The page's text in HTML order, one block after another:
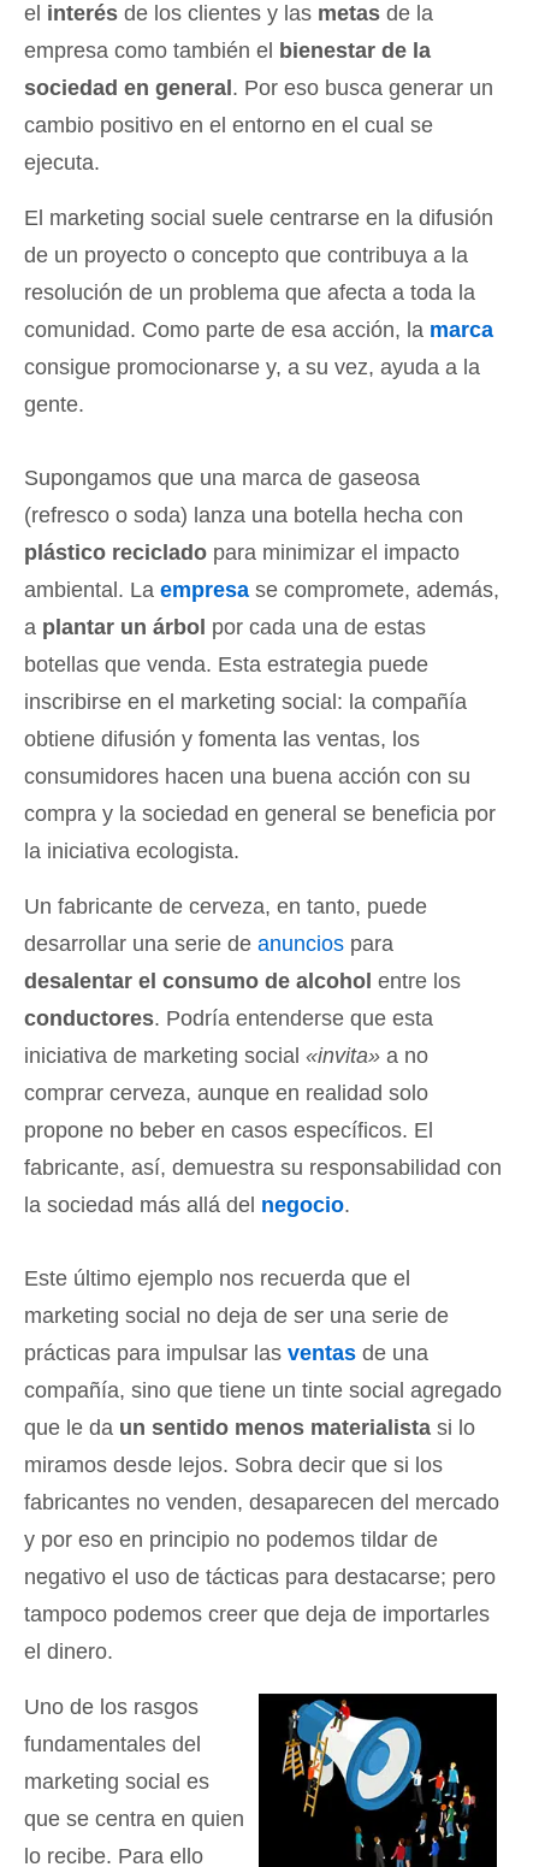
el interés de los clientes y las metas de la
empresa como también el bienestar de la
sociedad en general . Por eso busca generar un
cambio positivo en el entorno en el cual se
ejecuta.
El marketing social suele centrarse en la difusión
de un proyecto o concepto que contribuya a la
resolución de un problema que afecta a toda la
comunidad. Como parte de esa acción, la marca
consigue promocionarse y, a su vez, ayuda a la
gente.
Supongamos que una marca de gaseosa
(refresco o soda) lanza una botella hecha con
plástico reciclado para minimizar el impacto
ambiental. La empresa se compromete, además,
a plantar un árbol por cada una de estas
botellas que venda. Esta estrategia puede
inscribirse en el marketing social: la compañía
obtiene difusión y fomenta las ventas, los
consumidores hacen una buena acción con su
compra y la sociedad en general se beneficia por
la iniciativa ecologista.
Un fabricante de cerveza, en tanto, puede
desarrollar una serie de anuncios para
desalentar el consumo de alcohol entre los
conductores. Podría entenderse que esta
iniciativa de marketing social «invita» a no
comprar cerveza, aunque en realidad solo
propone no beber en casos específicos. El
fabricante, así, demuestra su responsabilidad con
la sociedad más allá del negocio.
Este último ejemplo nos recuerda que el
marketing social no deja de ser una serie de
prácticas para impulsar las ventas de una
compañía, sino que tiene un tinte social agregado
que le da un sentido menos materialista si lo
miramos desde lejos. Sobra decir que si los
fabricantes no venden, desaparecen del mercado
y por eso en principio no podemos tildar de
negativo el uso de tácticas para destacarse; pero
tampoco podemos creer que deja de importarles
el dinero.
Uno de los rasgos
fundamentales del
marketing social es
que se centra en quien
lo recibe. Para ello